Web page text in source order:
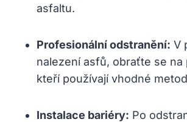
asfaltu.
Profesionální odstranění: V
nalezení asfů, obraťte se na
kteří používají vhodné
Instalace bariéry: Po